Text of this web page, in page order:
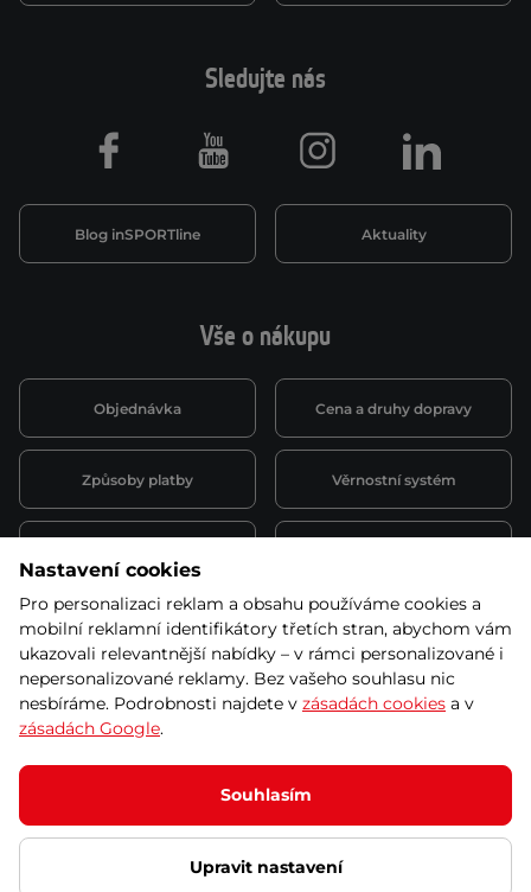
Vše o nákupu
Objednávka Cena a druhy dopravy
Způsoby platby Věrnostní systém
Půjčovna
obchodní podmínky
Kariéra
Sledujte nás
Blog inSPORTline Aktuality
Facebook Youtube Instagram LinkedIn
© 2026 SEVEN SPORT s.r.o Všechna práva vyhrazena
Podle zákona o evidenci tržeb je prodávající povinen vystavit
kupujícímu účtenku.
Zároveň je povinen zaevidovat přijatou tržbu u správce daně online; v
případě technického výpadku pak nejpozději do 48 hodin.
Ochrana osobních údajů Nastavení cookies Vnitřní oznamovací
Nastavení cookies
Pro personalizaci reklam a obsahu používáme cookies a
mobilní reklamní identifikátory třetích stran, abychom vám
ukazovali relevantnější nabídky – v rámci personalizované i
nepersonalizované reklamy. Bez vašeho souhlasu nic
nesbíráme. Podrobnosti najdete v zásadách cookies a v
zásadách Google.
Souhlasím
Upravit nastavení